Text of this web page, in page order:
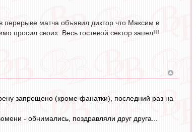
перерыве матча объявил диктор что Максим в
просил своих. Весь гостевой сектор запел!!!
запрещено (кроме фанатки), последний раз на
- обнимались, поздравляли друг друга...